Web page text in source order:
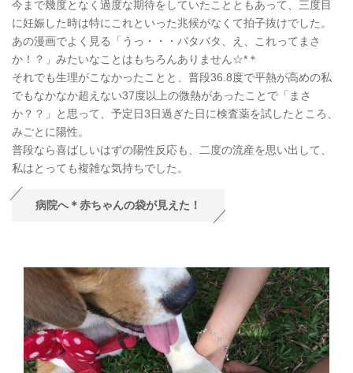
今まで幾度となく過度な期待をしていたことともあって、三度目
に妊娠した時は特にこれといった兆候がなくて拍子抜けでした。
あの漫画でよく見る「うっ・・・バタバタ、え、これってまさ
か！？」みたいなことはもちろんありません☆*＊
それでも生理がこなかったことと、普段36.8度で平熱が高めの私
でもなかなか超えない37度以上の微熱があったことで「まさ
か？？」と思って、予定日3日過ぎた日に検査薬を試したところ、
みごとに陽性。
普段なら喜ばしいはずの陽性反応も、二度の流産を思い出して、
私はとっても複雑な気持ちでした。
病院へ＊赤ちゃんの袋が見えた！